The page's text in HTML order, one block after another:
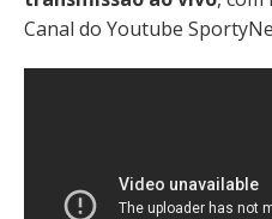
Canal do Youtube